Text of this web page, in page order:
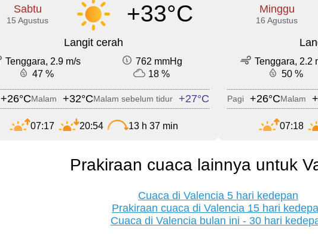
Sabtu
15 Agustus +33°C
Langit cerah
Tenggara, 2.9 m/s
762 mmHg
47 %
18 %
+26°CMalam +32°CMalam sebelum tidur +27°C
07:17 20:54 13 h 37 min
Minggu
16 Agustus
Tenggara, 2.2
50 %
Pagi +26°CMalam
07:18
Prakiraan cuaca lainnya untuk
Cuaca di Valencia 5 hari kedepan
Prakiraan cuaca di Valencia 15 hari
Cuaca di Valencia bulan ini - 30 hari